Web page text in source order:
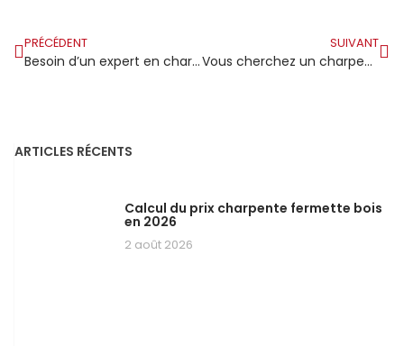
PRÉCÉDENT
Besoin d’un expert en charpente et couverture à Montpellier ?
SUIVANT
Vous cherchez un charpentier couvreur fiable et qualifié dans votre région ?
ARTICLES RÉCENTS
Calcul du prix charpente fermette bois
en 2026
2 août 2026